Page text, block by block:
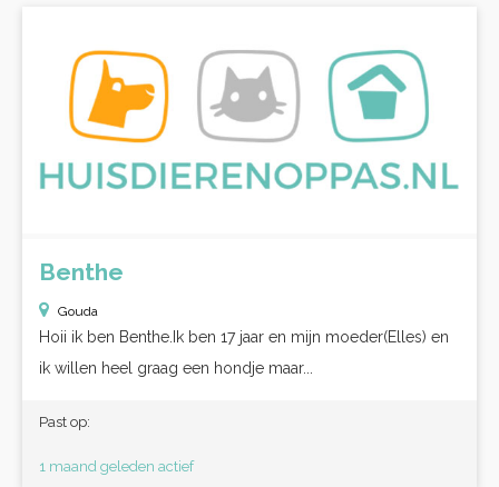
Benthe
Gouda
Hoii ik ben Benthe.Ik ben 17 jaar en mijn moeder(Elles) en
ik willen heel graag een hondje maar...
Past op:
1 maand geleden actief